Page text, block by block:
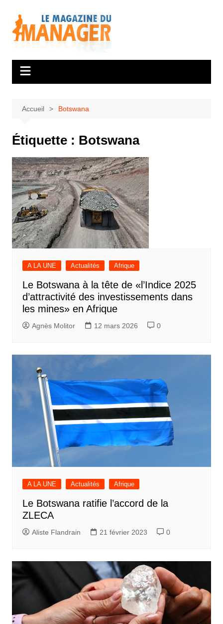
contenu
Accueil Botswana
Étiquette : Botswana
A LA UNE Actualités Afrique
Le Botswana à la tête de «l’Indice 2025
d’attractivité des investissements dans
les mines» en Afrique
Agnès Molitor 12 mars 2026 0
A LA UNE Actualités Afrique
Le Botswana ratifie l’accord de la
ZLECA
Aliste Flandrain 21 février 2023 0